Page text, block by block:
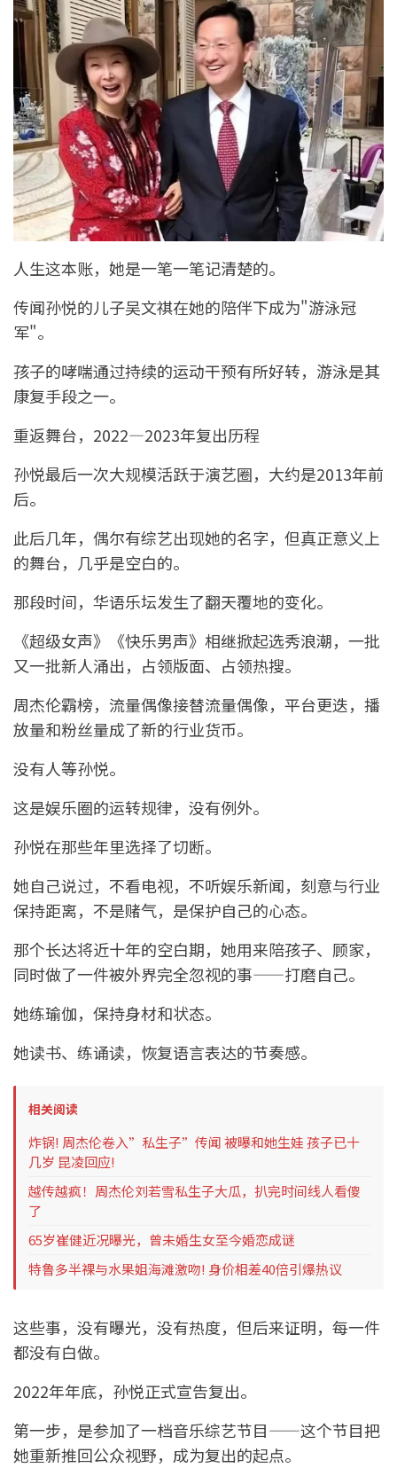
人生这本账，她是一笔一笔记清楚的。
传闻孙悦的儿子吴文祺在她的陪伴下成为"游泳冠
军"。
孩子的哮喘通过持续的运动干预有所好转，游泳是其
康复手段之一。
重返舞台，2022—2023年复出历程
孙悦最后一次大规模活跃于演艺圈，大约是2013年前
后。
此后几年，偶尔有综艺出现她的名字，但真正意义上
的舞台，几乎是空白的。
那段时间，华语乐坛发生了翻天覆地的变化。
《超级女声》《快乐男声》相继掀起选秀浪潮，一批
又一批新人涌出，占领版面、占领热搜。
周杰伦霸榜，流量偶像接替流量偶像，平台更迭，播
放量和粉丝量成了新的行业货币。
没有人等孙悦。
这是娱乐圈的运转规律，没有例外。
孙悦在那些年里选择了切断。
她自己说过，不看电视，不听娱乐新闻，刻意与行业
保持距离，不是赌气，是保护自己的心态。
那个长达将近十年的空白期，她用来陪孩子、顾家，
同时做了一件被外界完全忽视的事——打磨自己。
她练瑜伽，保持身材和状态。
她读书、练诵读，恢复语言表达的节奏感。
相关阅读
炸锅! 周杰伦卷入”私生子”传闻 被曝和她生娃 孩子已十
几岁 昆凌回应!
越传越疯！周杰伦刘若雪私生子大瓜，扒完时间线人看傻
了
65岁崔健近况曝光，曾未婚生女至今婚恋成谜
特鲁多半裸与水果姐海滩激吻! 身价相差40倍引爆热议
这些事，没有曝光，没有热度，但后来证明，每一件
都没有白做。
2022年年底，孙悦正式宣告复出。
第一步，是参加了一档音乐综艺节目——这个节目把
她重新推回公众视野，成为复出的起点。